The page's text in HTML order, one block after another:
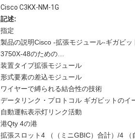
Cisco C3KX-NM-1G
記述:
指定
製品の説明Cisco -拡張モジュール-ギガビ
3750X-48のための…
装置タイプ拡張モジュール
形式要素の差込モジュール
ワイヤーで縛られる結合性の技術
データリンク・プロトコル ギガビットのイ
自動運転表示灯リンク活動
港Qty 4の港
拡張スロット4 （（ミニGBIC）合計）/4 （